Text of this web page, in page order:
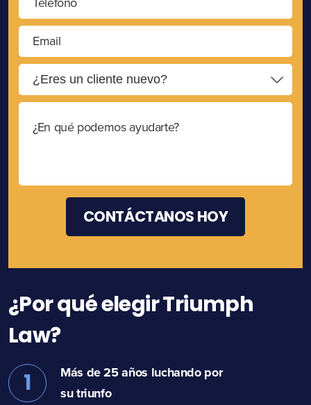
¿Por qué elegir Triumph
Law?
1
Más de 25 años luchando por
su triunfo